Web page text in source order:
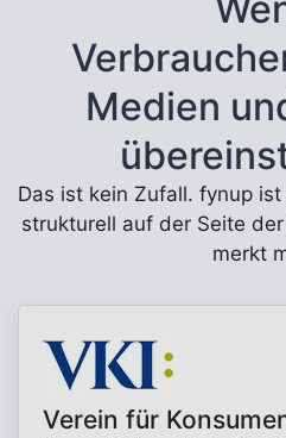
Medien
Das ist kein Zufall. fynup
strukturell auf der Seite
merkt
Verein für